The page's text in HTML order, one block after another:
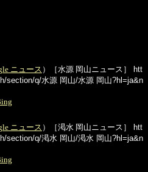
ニュース ）［水源 岡山ニュース］
section/q/水源 岡山/水源 岡山?hl=ja&n
ニュース ）［渇水 岡山ニュース］
section/q/渇水 岡山/渇水 岡山?hl=ja&n